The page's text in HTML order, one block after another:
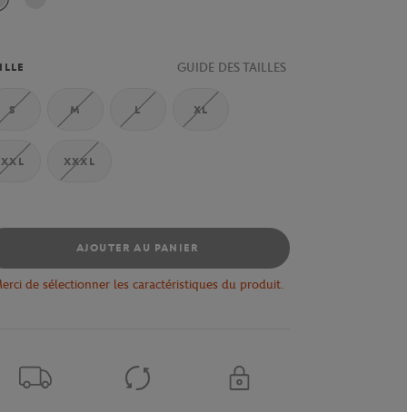
GUIDE DES TAILLES
S M L XL
XXL XXXL
AJOUTER AU PANIER
de sélectionner les caractéristiques du produit.